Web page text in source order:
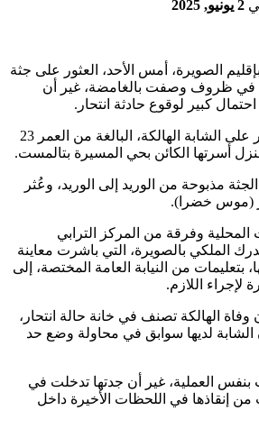
2 يونيو, 2025
الصويرة، أمس الأحد، العثور على جثة
في ظروف وصفت بالغامضة، غير أن
كبير لوقوع حادثة انتحار.
وفقاً للمعطيات فقد، عُثر على الشابة الهالكة، البالغة من العمر 23
أسرتها الكائن بحي المسيرة بتالمست.
مذبوحة من الوريد إلى الوريد، وعُثر
(موس خضرا).
وفرقة من المركز الترابي
الملكي بالصويرة، التي باشرت معاينة
بتعليمات من النيابة العامة المختصة، إلى
لإجراء اللازم.
الهالكة تصنف في خانة حالة انتحار،
لديها سوابق في محاولة وضع حد
العملية، غير أن جدتها تدخلت في
إنقاذها في اللحظات الأخيرة داخل